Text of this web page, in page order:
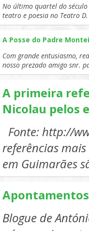
CORPOS
ENSINO
S.
No último quartel do século
teatro e poesia no Teatro
A Posse do Padre
Com grande entusiasmo,
nosso prezado amigo snr.
A primeira
Nicolau pelos
Fonte: http://
referências
em Guimarães
Blogue de